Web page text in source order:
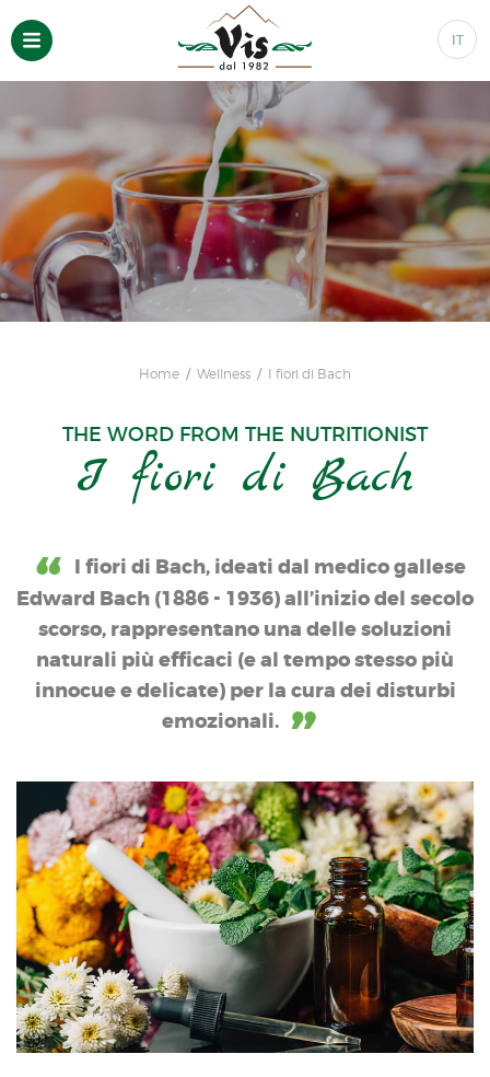
IT
Home Wellness I fiori di Bach
THE WORD FROM THE NUTRITIONIST
I fiori di Bach
I fiori di Bach, ideati dal medico gallese
Edward Bach (1886 - 1936) all’inizio del secolo
scorso, rappresentano una delle soluzioni
naturali più efficaci (e al tempo stesso più
innocue e delicate) per la cura dei disturbi
emozionali.